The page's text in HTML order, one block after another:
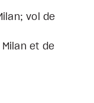
vol de
Milan et de